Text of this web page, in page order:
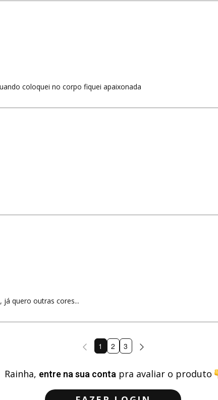
coloquei no corpo fiquei apaixonada
já quero outras cores...
1 2 3
Rainha, entre na sua contapra avaliar o produto